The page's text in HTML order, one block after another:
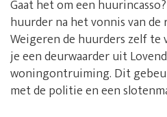
Gaat het om een
huurder na het vonnis van
Weigeren de huurders zelf te
je een deurwaarder uit
woningontruiming. Dit
met de politie en een